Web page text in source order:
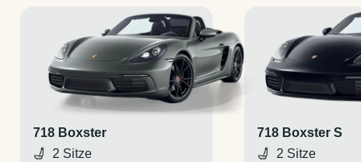
718 Boxster
2 Sitze
718 Boxster S
2 Sitze